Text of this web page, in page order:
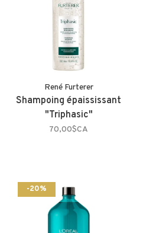
René Furterer
Shampoing épaississant
"Triphasic"
70,00$CA
-20%